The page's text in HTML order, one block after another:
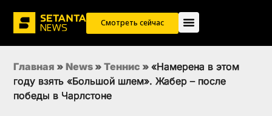
Смотреть сейчас
Главная » News » Теннис » «Намерена в этом
году взять «Большой шлем». Жабер – после
победы в Чарлстоне